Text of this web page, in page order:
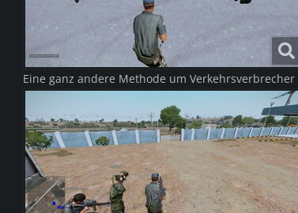
Eine ganz andere Methode um